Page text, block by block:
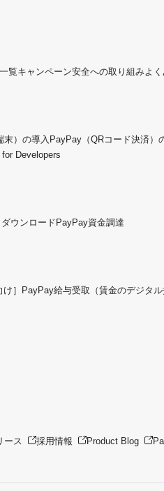
覧キャンペーン安全への取り組みよ
末）の導入 PayPay（QRコード決済）
Developers
ウンロード PayPay資金調達
け］PayPay給与受取（賃金のデジタル
ース 採用情報 Product Blog